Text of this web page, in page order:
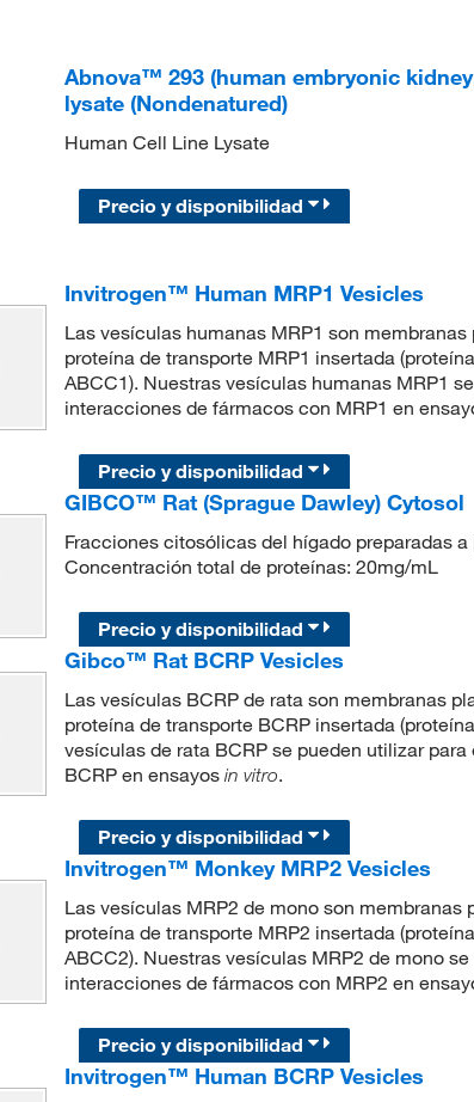
Abnova™ 293 (human embryonic
lysate (Nondenatured)
Human Cell Line Lysate
Precio y disponibilidad
Invitrogen™ Human MRP1 Vesicles
Las vesículas humanas MRP1 son
proteína de transporte MRP1 insertada
ABCC1). Nuestras vesículas humanas MRP1
interacciones de fármacos con MRP1 en
Precio y disponibilidad
GIBCO™ Rat (Sprague Dawley) Cytosol
Fracciones citosólicas del hígado preparadas
Concentración total de proteínas: 20mg/mL
Precio y disponibilidad
Gibco™ Rat BCRP Vesicles
Las vesículas BCRP de rata son membranas
proteína de transporte BCRP insertada
vesículas de rata BCRP se pueden utilizar
BCRP en ensayos in vitro.
Precio y disponibilidad
Invitrogen™ Monkey MRP2 Vesicles
Las vesículas MRP2 de mono son
proteína de transporte MRP2 insertada
ABCC2). Nuestras vesículas MRP2 de mono
interacciones de fármacos con MRP2 en
Precio y disponibilidad
Invitrogen™ Human BCRP Vesicles